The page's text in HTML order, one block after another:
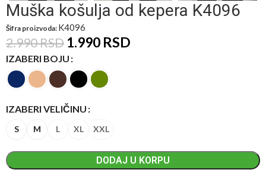
Muška košulja od kepera K4096
Šifra proizvoda: K4096
2.990RSD 1.990 RSD
IZABERI BOJU
IZABERI VELIČINU
S M L XL XXL
DODAJ U KORPU